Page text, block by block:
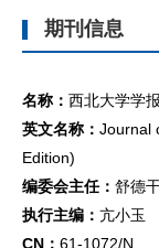
共设施待完善区。
期刊信息
名称： 西北大学学
英文名称： Journal
Edition)
编委会主任： 舒德
执行主编： 亢小玉
CN： 61-1072/N